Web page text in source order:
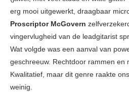
erg mooi uitgewerkt, draagbaar
Proscriptor McGovern
vingervlugheid van de leadgitarist
Wat volgde was een aanval van
geschreeuw. Rechtdoor rammen en
Kwalitatief, maar dit genre raakte
weinig.